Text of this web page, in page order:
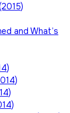
and What’s